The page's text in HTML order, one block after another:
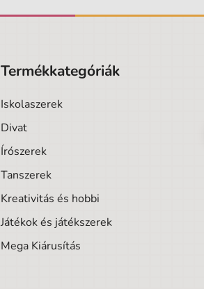
Termékkategóriák
Iskolaszerek
Divat
Írószerek
Tanszerek
Kreativitás és hobbi
Játékok és játékszerek
Mega Kiárusítás